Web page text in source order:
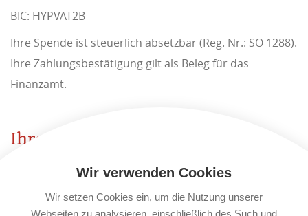
BIC: HYPVAT2B
Ihre Spende ist steuerlich absetzbar (Reg. Nr.: SO 1288).
Ihre Zahlungsbestätigung gilt als Beleg für das
Finanzamt.
Ihre Spende ist steuerlich
Wir verwenden Cookies
Wir setzen Cookies ein, um die Nutzung unserer
Webseiten zu analysieren, einschließlich des Such und